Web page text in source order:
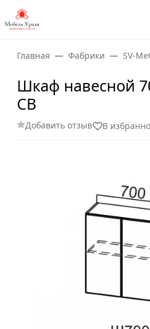
Главная Фабрики SV-
Шкаф навесной
СВ
Добавить отзыв В